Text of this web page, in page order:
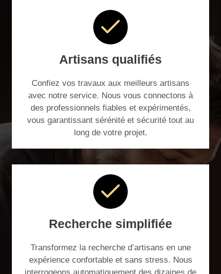
Artisans qualifiés
Confiez vos travaux aux meilleurs artisans
avec notre service. Nous vous connectons à
des professionnels fiables et expérimentés,
vous garantissant sérénité et sécurité tout au
long de votre projet.
Recherche simplifiée
Transformez la recherche d’artisans en une
expérience confortable et sans stress. Nous
interrogeons automatiquement des dizaines de